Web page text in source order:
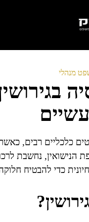
מנהלי
כלכליים רבים,
הנישואין, נחשבת
כדי להבטיח